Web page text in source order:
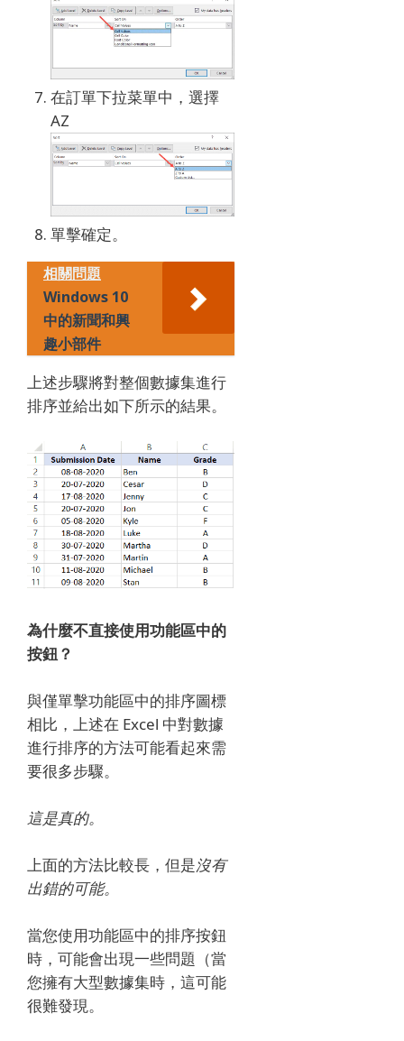
在訂單下拉菜單中，選擇
AZ
單擊確定。
相關問題
Windows 10
中的新聞和興
趣小部件
上述步驟將對整個數據集進行
排序並給出如下所示的結果。
為什麼不直接使用功能區中的
按鈕？
與僅單擊功能區中的排序圖標
相比，上述在 Excel 中對數據
進行排序的方法可能看起來需
要很多步驟。
這是真的。
上面的方法比較長，但是沒有
出錯的可能。
當您使用功能區中的排序按鈕
時，可能會出現一些問題（當
您擁有大型數據集時，這可能
很難發現。